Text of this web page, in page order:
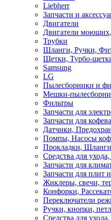
Liebherr
Запчасти и
Двигатели
Двигатели
Трубки
Шланги, Ручки,
Щетки, Турбо-
Samsung
LG
Пылесборники и
Мешки-
Фильтры
Запчасти для
Запчасти для
Датчики,
Помпы, Насосы
Прокладки,
Средства для
Запчасти для
Запчасти для плит
Жиклеры, свечи,
Конфорки,
Переключатели
Ручки, кнопки,
Средства для